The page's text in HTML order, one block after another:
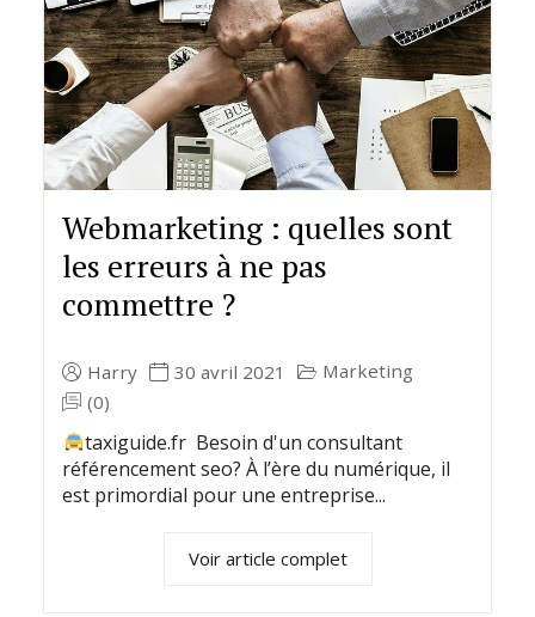
Webmarketing : quelles sont
les erreurs à ne pas
commettre ?
Harry 30 avril 2021
Marketing
(0)
taxiguide.fr Besoin d'un consultant
référencement seo? À l’ère du numérique, il
est primordial pour une entreprise...
Voir article complet